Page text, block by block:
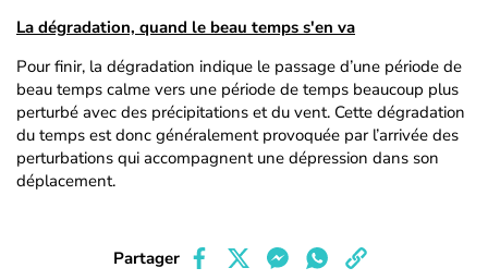
La dégradation, quand le beau temps s'en va
Pour finir, la dégradation indique le passage d’une période de
beau temps calme vers une période de temps beaucoup plus
perturbé avec des précipitations et du vent. Cette dégradation
du temps est donc généralement provoquée par l’arrivée des
perturbations qui accompagnent une dépression dans son
déplacement.
Partager